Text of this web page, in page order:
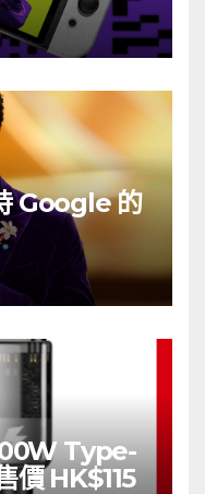
Google 的
Type-
價 HK$115